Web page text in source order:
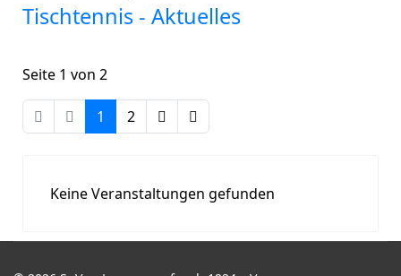
Tischtennis - Aktuelles
Seite 1 von 2
1 2
Keine Veranstaltungen gefunden